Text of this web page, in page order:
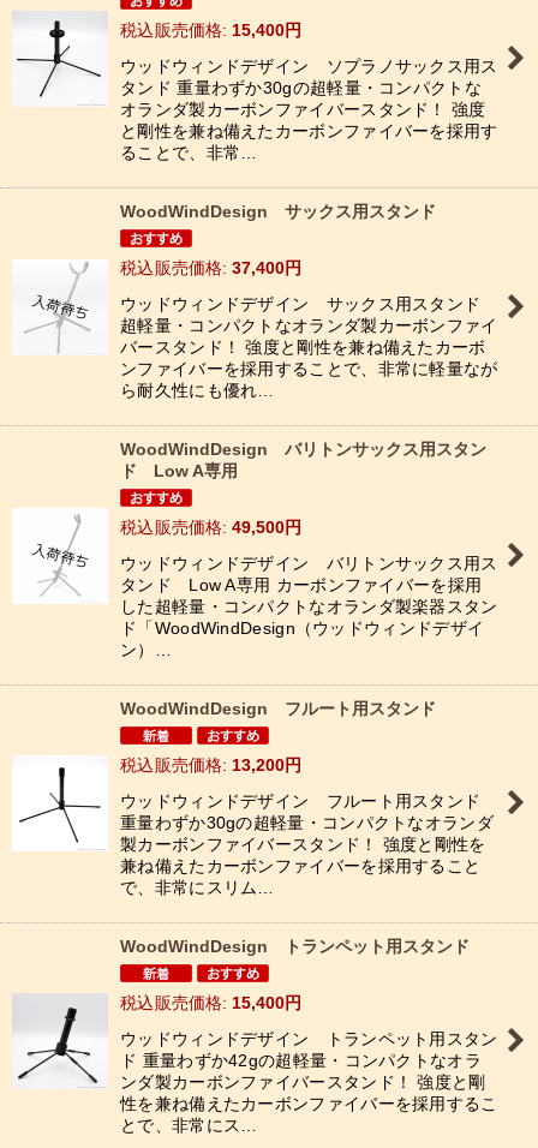
税込 : 15,400円
ウッドウィンドデザイン ソプラノサックス用ス
タンド 重量わずか30gの超軽量・コンパクトな
オランダ製カーボンファイバースタンド！ 強度
と剛性を兼ね備えたカーボンファイバーを採用す
ることで、非常…
WoodWindDesign サックス用スタンド
税込 : 37,400円
ウッドウィンドデザイン サックス用スタンド
超軽量・コンパクトなオランダ製カーボンファイ
バースタンド！ 強度と剛性を兼ね備えたカーボ
ンファイバーを採用することで、非常に軽量なが
ら耐久性にも優れ…
WoodWindDesign バリトンサックス用スタン
ド Low A専用
税込 : 49,500円
ウッドウィンドデザイン バリトンサックス用ス
タンド Low A専用 カーボンファイバーを採用
した超軽量・コンパクトなオランダ製楽器スタン
ド「WoodWindDesign（ウッドウィンドデザイ
ン）…
WoodWindDesign フルート用スタンド
税込 : 13,200円
ウッドウィンドデザイン フルート用スタンド
重量わずか30gの超軽量・コンパクトなオランダ
製カーボンファイバースタンド！ 強度と剛性を
兼ね備えたカーボンファイバーを採用すること
で、非常にスリム…
WoodWindDesign トランペット用スタンド
税込 : 15,400円
ウッドウィンドデザイン トランペット用スタン
ド 重量わずか42gの超軽量・コンパクトなオラ
ンダ製カーボンファイバースタンド！ 強度と剛
性を兼ね備えたカーボンファイバーを採用するこ
とで、非常にス…